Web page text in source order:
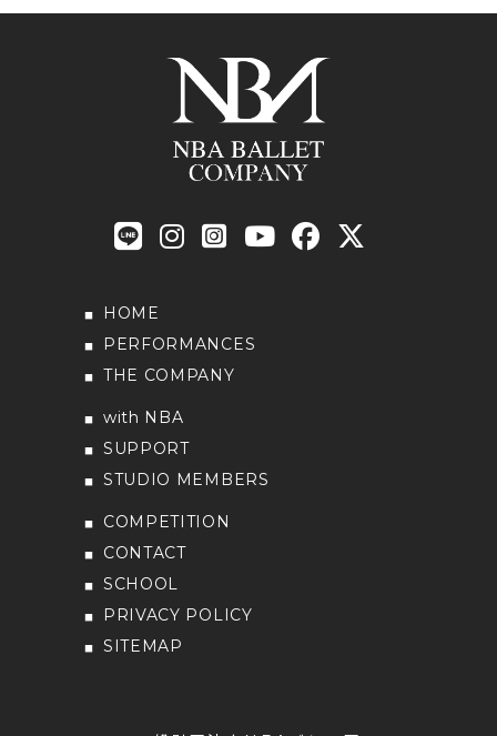
HOME
PERFORMANCES
THE COMPANY
with NBA
SUPPORT
STUDIO MEMBERS
COMPETITION
CONTACT
SCHOOL
PRIVACY POLICY
SITEMAP